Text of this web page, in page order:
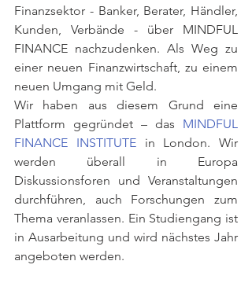
Finanzsektor - Banker, Berater, Händler,
Kunden, Verbände - über MINDFUL
FINANCE nachzudenken. Als Weg zu
einer neuen Finanzwirtschaft, zu einem
neuen Umgang mit Geld.
Wir haben aus diesem Grund eine
Plattform gegründet – das MINDFUL
FINANCE INSTITUTE in London. Wir
werden überall in Europa
Diskussionsforen und Veranstaltungen
durchführen, auch Forschungen zum
Thema veranlassen. Ein Studiengang ist
in Ausarbeitung und wird nächstes Jahr
angeboten werden.